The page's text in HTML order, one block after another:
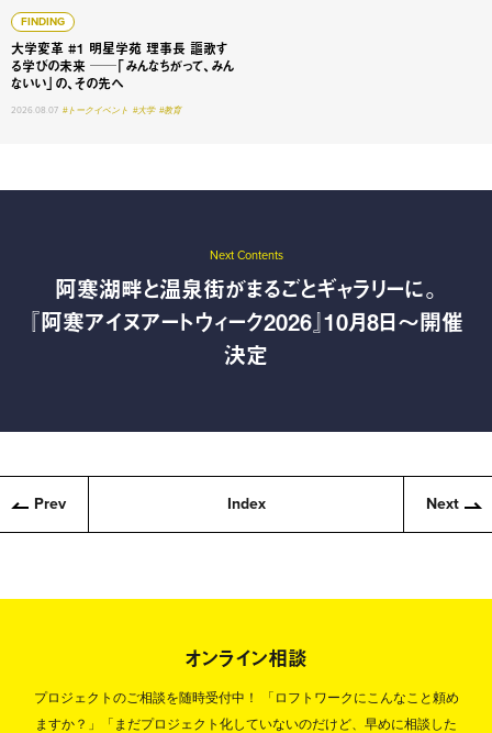
FINDING
大学変革 #1 明星学苑 理事長 謳歌す
る学びの未来 ──「みんなちがって、みん
ないい」の、その先へ
2026.08.07 #トークイベント #大学 #教育
Next Contents
阿寒湖畔と温泉街がまるごとギャラリーに。
『阿寒アイヌアートウィーク2026』10月8日〜開催
決定
Prev Index Next
オンライン相談
プロジェクトのご相談を随時受付中！
「ロフトワークにこんなこと頼め
ますか？」「まだプロジェクト化していないのだけど、早めに相談した